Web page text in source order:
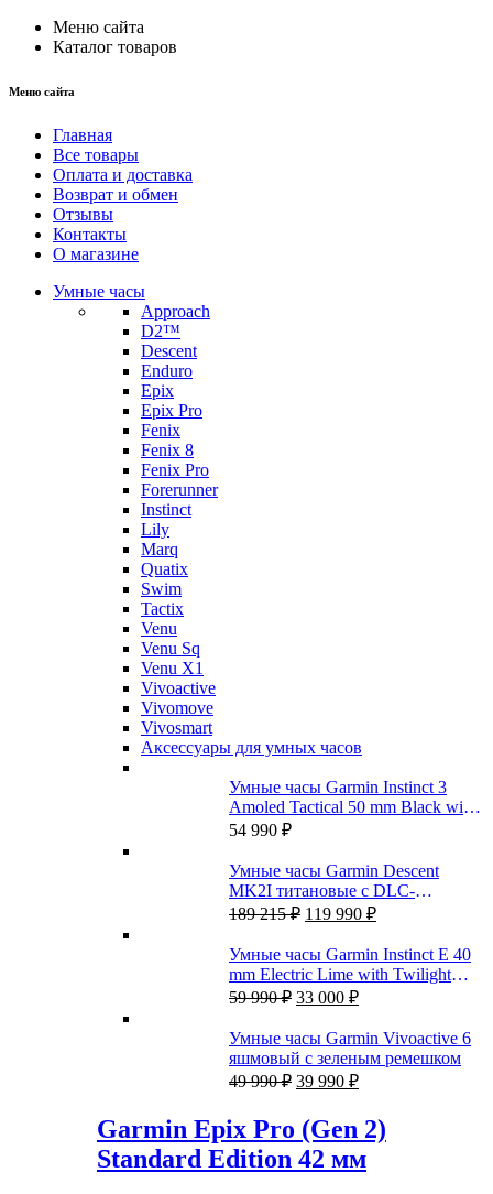
Меню сайта
Каталог товаров
Меню сайта
Главная
Все товары
Оплата и доставка
Возврат и обмен
Отзывы
Контакты
О магазине
Умные часы
Approach
D2™
Descent
Enduro
Epix
Epix Pro
Fenix
Fenix 8
Fenix Pro
Forerunner
Instinct
Lily
Marq
Quatix
Swim
Tactix
Venu
Venu Sq
Venu X1
Vivoactive
Vivomove
Vivosmart
Аксессуары для умных часов
Умные часы Garmin Instinct 3
Amoled Tactical 50 mm Black with
Black Band
54 990 ₽
Умные часы Garmin Descent
MK2I титановые с DLC-
покрытием и черным ремешком
189 215₽ Первоначальная
составляла
189
215 ₽.
119 990 ₽Текущая
119
990 ₽.
Умные часы Garmin Instinct E 40
mm Electric Lime with Twilight
Band
59 990₽ Первоначальная
составляла
59
990 ₽.
33 000 ₽Текущая
33
000 ₽.
Умные часы Garmin Vivoactive 6
яшмовый с зеленым ремешком
49 990₽ Первоначальная
составляла
49
990 ₽.
39 990 ₽Текущая
39
990 ₽.
Garmin Epix Pro (Gen 2)
Standard Edition 42 мм